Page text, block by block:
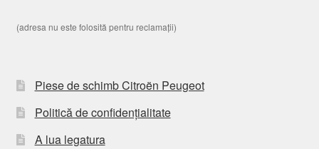
(adresa nu este folosită pentru reclamații)
Piese de schimb Citroën Peugeot
Politică de confidențialitate
A lua legatura